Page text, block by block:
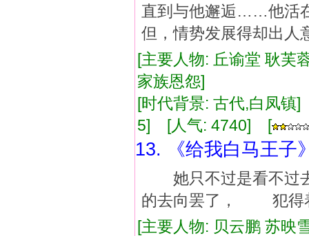
直到与他邂逅……他活
但，情势发展得却出
[主要人物: 丘谕堂 耿
家族恩怨]
[时代背景: 古代,白凤
5] [人气: 4740] [
13. 《给我白马王子
她只不过是看不过
的去向罢了， 犯得
[主要人物: 贝云鹏 苏